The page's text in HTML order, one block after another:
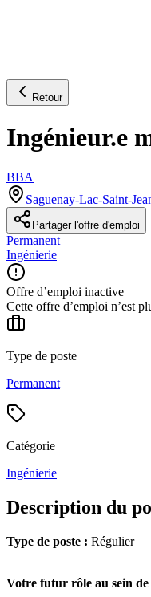
Retour
Ingénieur.e
BBA
Saguenay-Lac-Saint-
Partager l'offre d'emploi
Permanent
Ingénierie
Offre d’emploi inactive
Cette offre d’emploi n’est
Type de poste
Permanent
Catégorie
Ingénierie
Description du
Type de poste : Régulier
Votre futur rôle au sein